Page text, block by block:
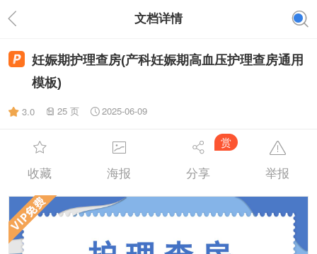
文档详情
妊娠期护理查房(产科妊娠期高血压护理查房通用
模板)
3.0 25 页 2025-06-09
收藏 海报 分享
赏
举报